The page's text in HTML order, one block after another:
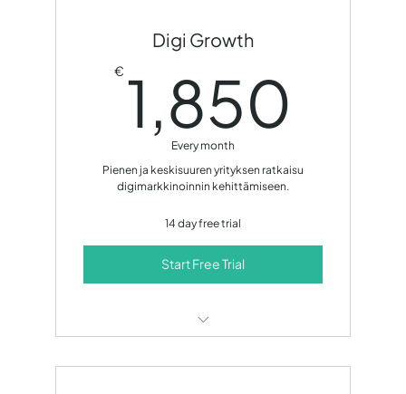
Sosiaalisen median hallinta
Kuukausittainen tavoitepuhelu
14 päivän ilmainen kokeilujakso!
Digi Growth
€ 1,850
Every month
Pienen ja keskisuuren yrityksen ratkaisu
digimarkkinoinnin kehittämiseen.
14 day free trial
Start Free Trial